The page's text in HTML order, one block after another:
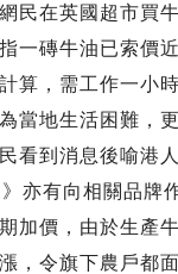
民在英國超市買
一磚牛油已索價
算，需工作一小
當地生活困難，
看到消息後喻港
亦有向相關品牌
加價，由於生產
，令旗下農戶都